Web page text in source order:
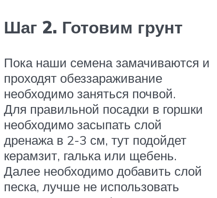
Шаг 2. Готовим грунт
Пока наши семена замачиваются и
проходят обеззараживание
необходимо заняться почвой.
Для правильной посадки в горшки
необходимо засыпать слой
дренажа в 2-3 см, тут подойдет
керамзит, галька или щебень.
Далее необходимо добавить слой
песка, лучше не использовать